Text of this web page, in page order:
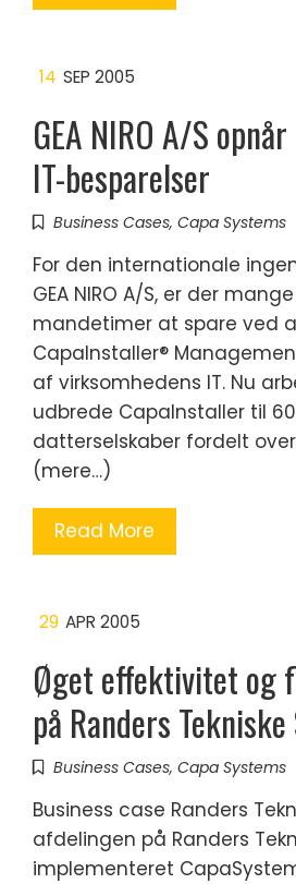
14 SEP 2005
GEA NIRO A/S
IT-besparelser
Business Cases, Capa Systems
For den internationale
GEA NIRO A/S, er der
mandetimer at spare ved
CapaInstaller®
af virksomhedens IT. Nu
udbrede CapaInstaller til
datterselskaber fordelt
(mere…)
Read More
29 APR 2005
Øget effektivitet og
på Randers
Business Cases, Capa Systems
Business case Randers
afdelingen på Randers
implementeret